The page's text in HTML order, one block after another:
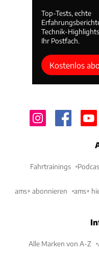
Top-Tests, echte
Technik-
Ihr Postfach.
Kostenlos
Fahrtrainings
ams+ abonnieren ams+
Alle Marken von A-Z